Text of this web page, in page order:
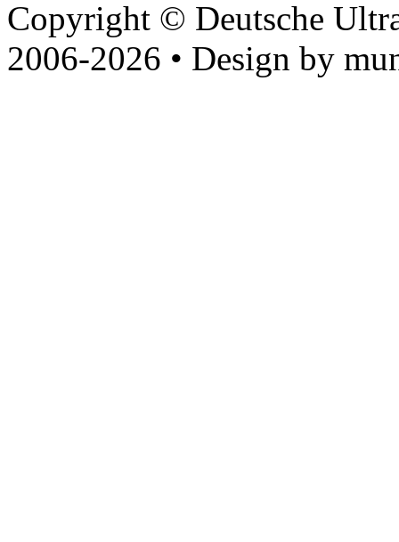
Copyright © Deutsche
2006-2026 • Design by